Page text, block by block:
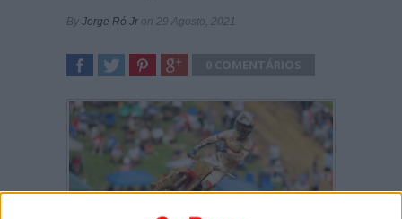
By Jorge Ró Jr on 29 Agosto, 2021